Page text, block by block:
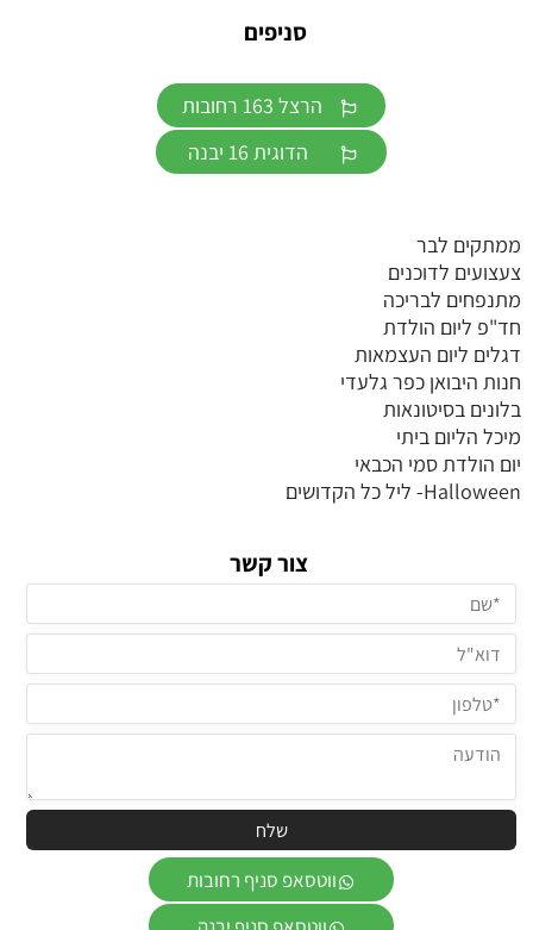
סניפים
הרצל 163 רחובות
הדוגית 16 יבנה
ממתקים לבר
צעצועים לדוכנים
מתנפחים לבריכה
חד"פ ליום הולדת
דגלים ליום העצמאות
חנות היבואן כפר גלעדי
בלונים בסיטונאות
מיכל הליום ביתי
יום הולדת סמי הכבאי
Halloween- ליל כל הקדושים
צור קשר
ווטסאפ סניף רחובות